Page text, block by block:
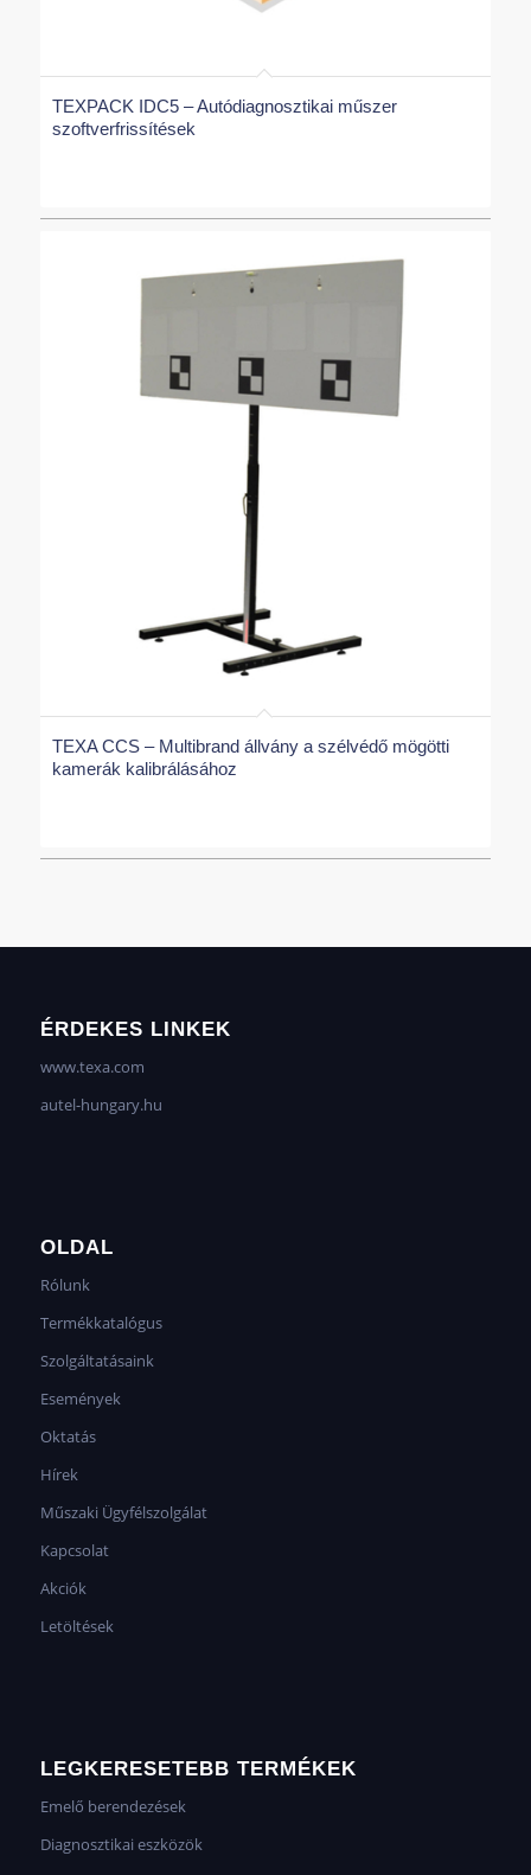
TEXPACK IDC5 – Autódiagnosztikai műszer
szoftverfrissítések
TEXA CCS – Multibrand állvány a szélvédő mögötti
kamerák kalibrálásához
ÉRDEKES LINKEK
www.texa.com
autel-hungary.hu
OLDAL
Rólunk
Termékkatalógus
Szolgáltatásaink
Események
Oktatás
Hírek
Műszaki Ügyfélszolgálat
Kapcsolat
Akciók
Letöltések
LEGKERESETEBB TERMÉKEK
Emelő berendezések
Diagnosztikai eszközök